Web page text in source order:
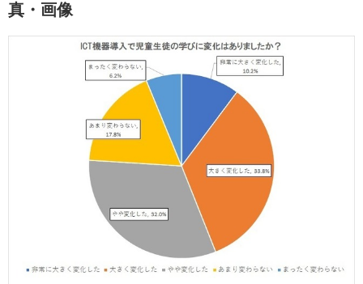
真・画像